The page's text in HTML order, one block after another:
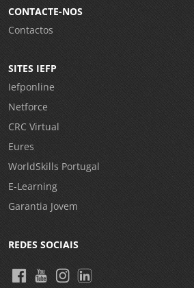
CONTACTE-NOS
Contactos
SITES IEFP
Iefponline
Netforce
CRC Virtual
Eures
WorldSkills Portugal
E-Learning
Garantia Jovem
REDES SOCIAIS